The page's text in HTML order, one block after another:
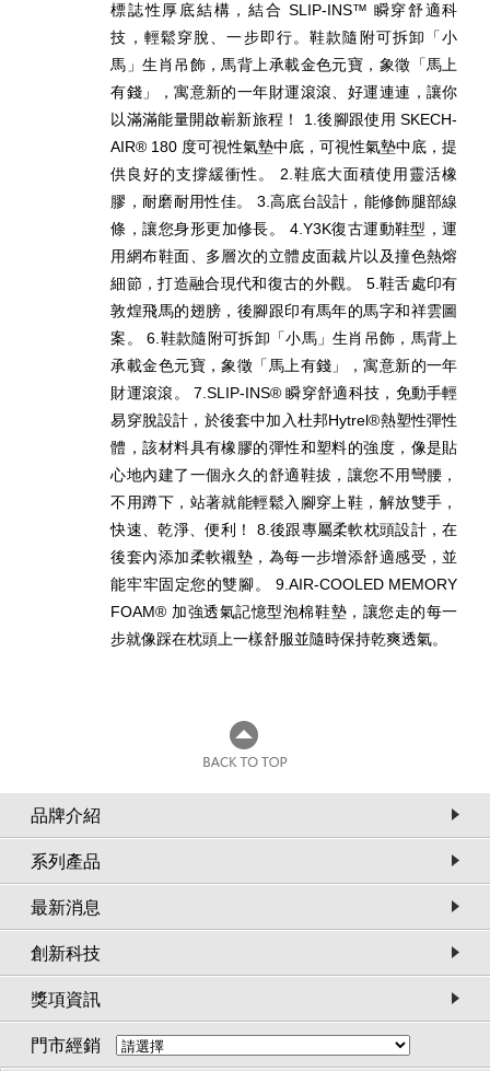
標誌性厚底結構，結合 SLIP-INS™ 瞬穿舒適科
技，輕鬆穿脫、一步即行。鞋款隨附可拆卸「小
馬」生肖吊飾，馬背上承載金色元寶，象徵「馬上
有錢」，寓意新的一年財運滾滾、好運連連，讓你
以滿滿能量開啟嶄新旅程！ 1.後腳跟使用 SKECH-
AIR® 180 度可視性氣墊中底，可視性氣墊中底，提
供良好的支撐緩衝性。 2.鞋底大面積使用靈活橡
膠，耐磨耐用性佳。 3.高底台設計，能修飾腿部線
條，讓您身形更加修長。 4.Y3K復古運動鞋型，運
用網布鞋面、多層次的立體皮面裁片以及撞色熱熔
細節，打造融合現代和復古的外觀。 5.鞋舌處印有
敦煌飛馬的翅膀，後腳跟印有馬年的馬字和祥雲圖
案。 6.鞋款隨附可拆卸「小馬」生肖吊飾，馬背上
承載金色元寶，象徵「馬上有錢」，寓意新的一年
財運滾滾。 7.SLIP-INS® 瞬穿舒適科技，免動手輕
易穿脫設計，於後套中加入杜邦Hytrel®熱塑性彈性
體，該材料具有橡膠的彈性和塑料的強度，像是貼
心地內建了一個永久的舒適鞋拔，讓您不用彎腰，
不用蹲下，站著就能輕鬆入腳穿上鞋，解放雙手，
快速、乾淨、便利！ 8.後跟專屬柔軟枕頭設計，在
後套內添加柔軟襯墊，為每一步增添舒適感受，並
能牢牢固定您的雙腳。 9.AIR-COOLED MEMORY
FOAM® 加強透氣記憶型泡棉鞋墊，讓您走的每一
步就像踩在枕頭上一樣舒服並隨時保持乾爽透氣。
品牌介紹
系列產品
最新消息
創新科技
獎項資訊
門市經銷